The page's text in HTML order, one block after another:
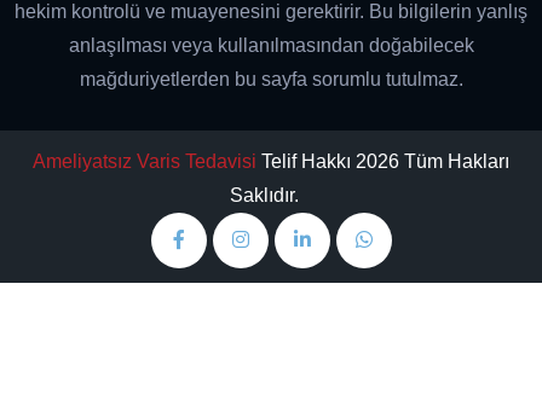
hekim kontrolü ve muayenesini gerektirir. Bu bilgilerin yanlış
anlaşılması veya kullanılmasından doğabilecek
mağduriyetlerden bu sayfa sorumlu tutulmaz.
Ameliyatsız Varis Tedavisi Telif Hakkı 2026 Tüm Hakları
Saklıdır.